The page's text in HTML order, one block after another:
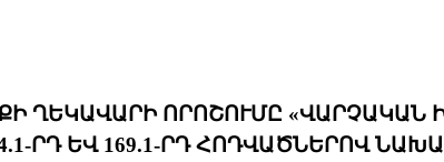
ՂԵԿԱՎԱՐԻ ՈՐՈՇՈՒՄԸ «ՎԱՐՉԱԿԱՆ
ՐԴ ԵՎ 169.1-ՐԴ ՀՈԴՎԱԾՆԵՐՈՎ